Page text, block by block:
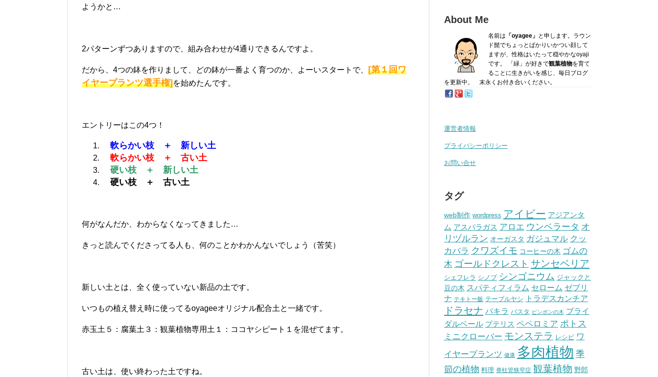
ようかと…
2パターンずつありますので、組み合わせが4通りできるんですよ。
だから、4つの鉢を作りまして、どの鉢が一番よく育つのか、よーいスタートで、 [第１回ワ
イヤープランツ選手権]を始めたんです。
エントリーはこの4つ！
軟らかい枝 ＋ 新しい土
軟らかい枝 ＋ 古い土
硬い枝 ＋ 新しい土
硬い枝 ＋ 古い土
何がなんだか、わからなくなってきました…
きっと読んでくださってる人も、何のことかわかんないでしょう（苦笑）
新しい土とは、全く使っていない新品の土です。
いつもの植え替え時に使ってるoyageeオリジナル配合土と一緒です。
赤玉土５：腐葉土３：観葉植物専用土１：ココヤシピート１を混ぜてます。
古い土は、使い終わった土ですね。
About Me
名前は 「oyagee」 と申します。ラウン
ド髭でちょっとばかり いかつい顔して
ますが、性格はいたって穏やかなoyaji
です。
「緑」が好きで観葉植物を育て
ることに生きがいを感じ、毎日ブログ
を更新中。 末永くお付き合いください。
運営者情報
プライバシーポリシー
お問い合せ
タグ
web制作 wordpress アイビー アジアンタ
ム アスパラガス アロエ ウンベラータ オ
リヅルラン オーガスタ ガジュマル クッ
カバラ クワズイモ コーヒーの木 ゴムの
木 ゴールドクレスト サンセベリア
シェフレラ シノブ シンゴニウム ジャックと
豆の木 スパティフィラム セローム ゼブリ
ナ テキトー飯 テーブルヤシ トラデスカンチア
ドラセナ パキラ パスタ ピンポンの木 ブライ
ダルベール プテリス ペペロミア ポトス
ミニクローバー モンステラ レシピ ワ
イヤープランツ 健康 多肉植物 季
節の植物 料理 脊柱管狭窄症 観葉植物 野郎